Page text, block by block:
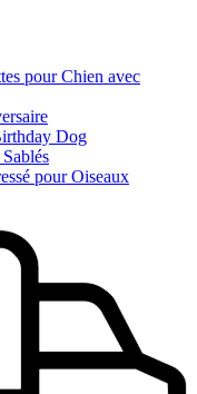
pour Chien avec
Dog
pour Oiseaux